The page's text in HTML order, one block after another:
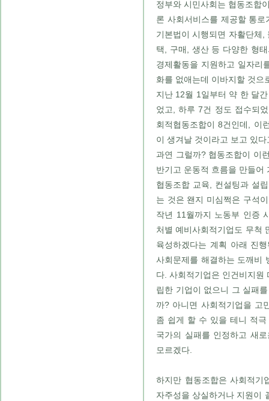
정부와 시민사회는 협동조합
론 사회서비스를 제공할 통
기본법이 시행되면 자활단체
택, 구매, 생산 등 다양한 형
경제활동을 지원하고 일자리
화를 없애는데 이바지할 것으
지난 12월 1일부터 약 한 달
었고, 하루 7건 정도 접수되
회적협동조합이 8건인데, 이
이 생겨날 것이라고 보고 있다
과연 그럴까? 협동조합이 이
반기고 운동적 흐름을 만들어
협동조합 교육, 컨설팅과 설
는 것은 왠지 미심쩍은 구석
작년 11월까지 노동부 인증
처별 예비사회적기업도 무척
육성하겠다는 계획 아래 진
사회문제를 해결하는 도깨비
다. 사회적기업은 인건비지
립한 기업이 없으니 그 실패
까? 아니면 사회적기업을 고
좀 쉽게 할 수 있을 테니 적
국가의 실패를 인정하고 새
모르겠다.
하지만 협동조합은 사회적
자주성을 상실하거나 지원이